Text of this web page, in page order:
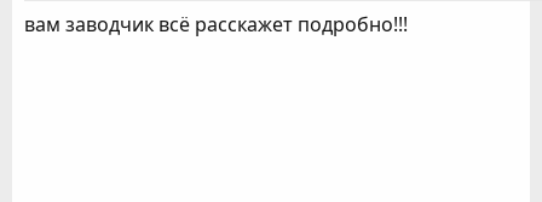
вам заводчик всё расскажет подробно!!!